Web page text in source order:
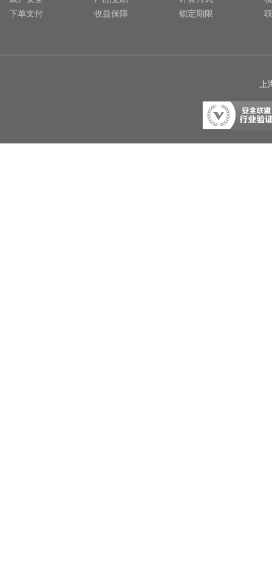
下单支付
收益保障
锁定期限